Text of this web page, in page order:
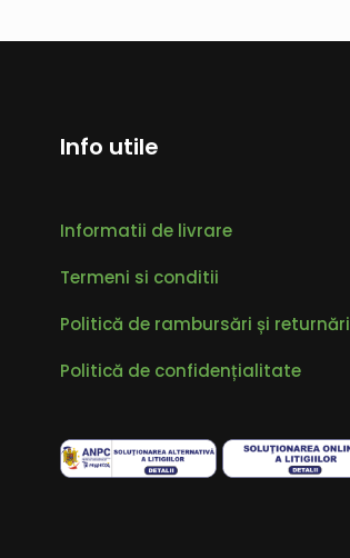
Info utile
Informatii de livrare
Termeni si conditii
Politică de rambursări și returnări
Politică de confidențialitate